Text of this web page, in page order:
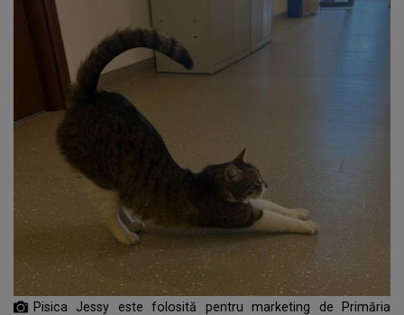
Pisica Jessy este folosită pentru marketing de Primăria